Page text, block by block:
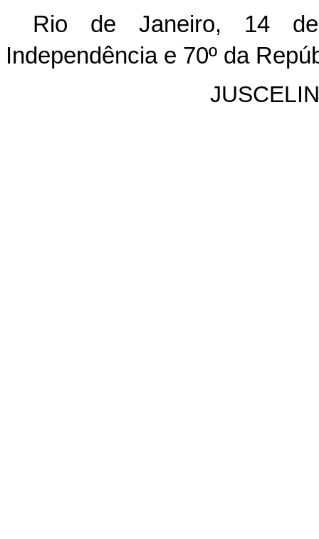
Rio de Janeiro, 14
Independência e 70º da